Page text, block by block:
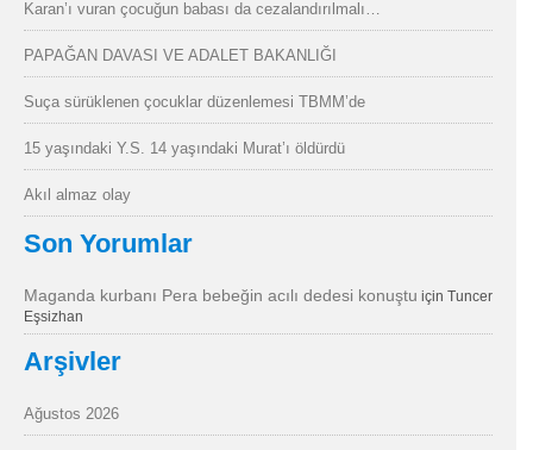
Karan’ı vuran çocuğun babası da cezalandırılmalı…
PAPAĞAN DAVASI VE ADALET BAKANLIĞI
Suça sürüklenen çocuklar düzenlemesi TBMM’de
15 yaşındaki Y.S. 14 yaşındaki Murat’ı öldürdü
Akıl almaz olay
Son Yorumlar
Maganda kurbanı Pera bebeğin acılı dedesi konuştu için Tuncer
Eşsizhan
Arşivler
Ağustos 2026